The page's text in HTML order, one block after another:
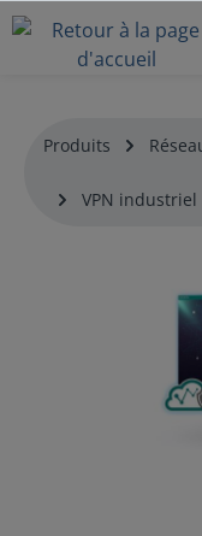
Produits
VPN industriel